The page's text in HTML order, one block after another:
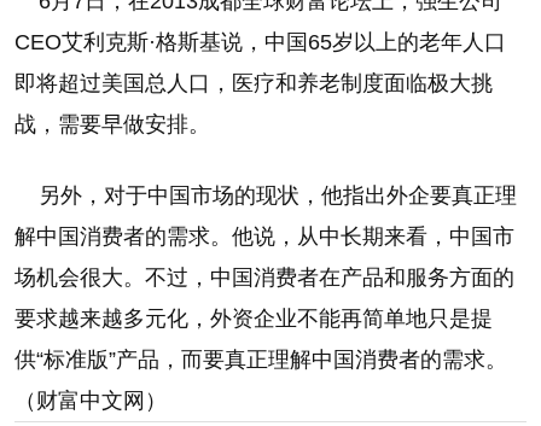
CEO艾利克斯·格斯基说，中国65岁以上的老年人口
即将超过美国总人口，医疗和养老制度面临极大挑
战，需要早做安排。
另外，对于中国市场的现状，他指出外企要真正理
解中国消费者的需求。他说，从中长期来看，中国市
场机会很大。不过，中国消费者在产品和服务方面的
要求越来越多元化，外资企业不能再简单地只是提
供“标准版”产品，而要真正理解中国消费者的需求。
（财富中文网）